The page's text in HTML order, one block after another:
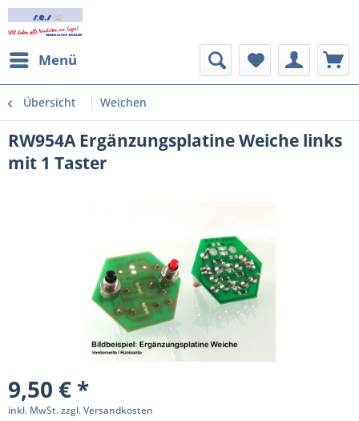
Menü
Übersicht Weichen
RW954A Ergänzungsplatine Weiche links
mit 1 Taster
9,50 € *
inkl. MwSt.zzgl. Versandkosten